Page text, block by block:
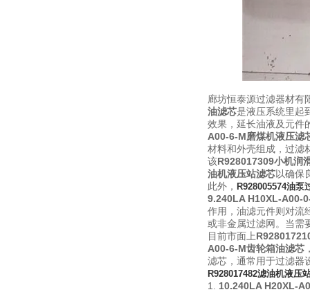
廊坊恒泰源过滤器材有
油滤芯是液压系统里起
效果，延长油液及元件
A00-6-M磨煤机液压滤
材料和外壳组成，过滤
该R928017309小机润
油机液压站滤芯以确保
此外， R928005574油泵
9.240LA H10XL-A00-
作用，油滤元件则对流
或非金属过滤网。 当需
目前市面上
A00-6-M齿轮箱油滤芯
滤芯，通常用于过滤器
R928017482滤油机液压
1. 10.240LA H20XL-